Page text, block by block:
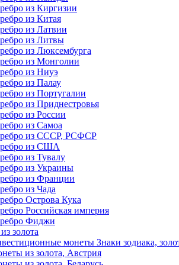
из Киргизии
из Китая
из Латвии
из Литвы
из Люксембурга
из Монголии
из Ниуэ
из Палау
из Португалии
из Приднестровья
из России
из Самоа
из СССР, РСФСР
из США
из Тувалу
из Украины
из Франции
из Чада
Острова Кука
Российская империя
Фиджи
золота
монеты Знаки зодиака,
из золота, Австрия